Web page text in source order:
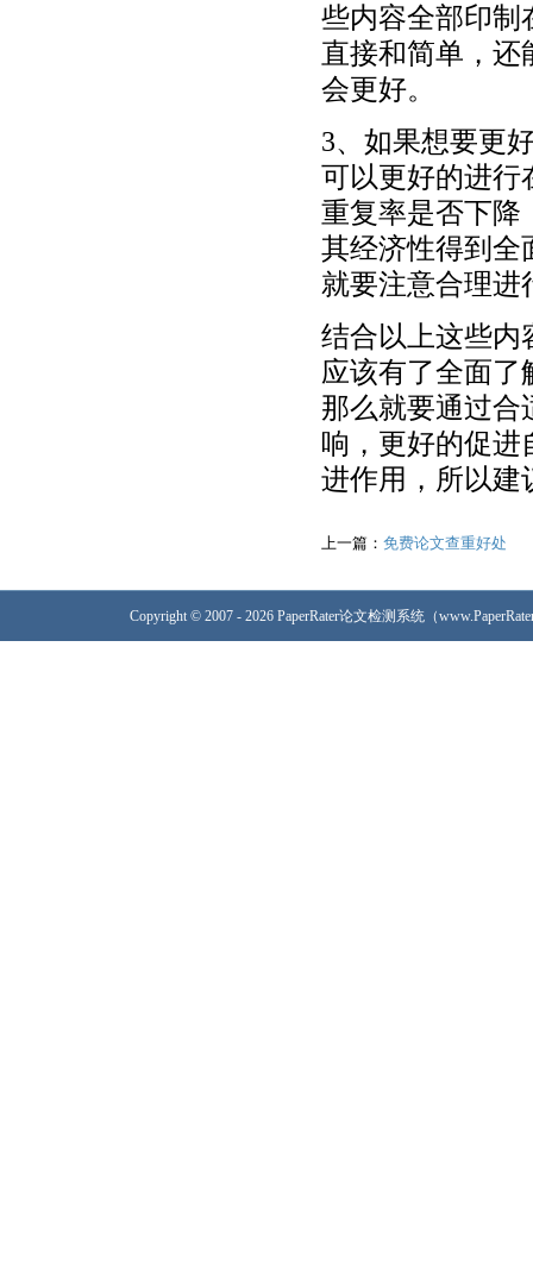
些内容全部印制
直接和简单，还
会更好。
3、如果想要更
可以更好的进行
重复率是否下降
其经济性得到全
就要注意合理进
结合以上这些内
应该有了全面
那么就要通过合
响，更好的促进
进作用，所以建
上一篇： 免费论文查重好处
Copyright © 2007 - 2026 PaperRater论文检测系统（